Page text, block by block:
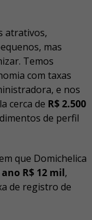
atrativos,
mas
Temos
com taxas
e nos
cerca de R$ 2.500
de perfil
que Domichelica
R$ 12 mil,
de registro de